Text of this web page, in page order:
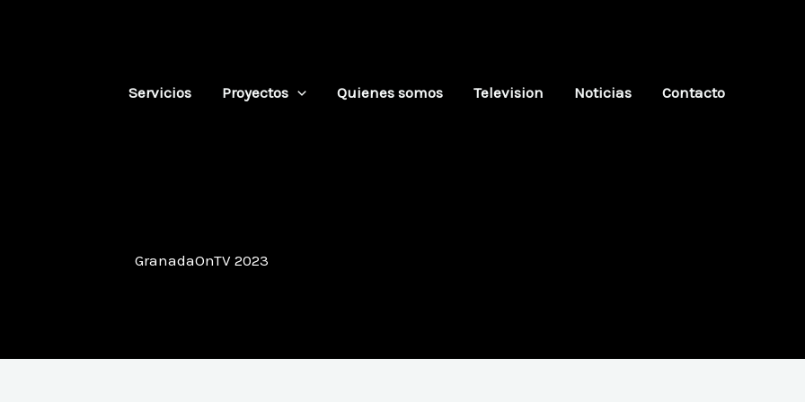
Servicios
Proyectos Quienes somos Television Noticias Contacto
GranadaOnTV 2023